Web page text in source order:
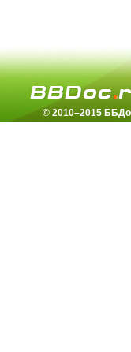
© 2010–2015